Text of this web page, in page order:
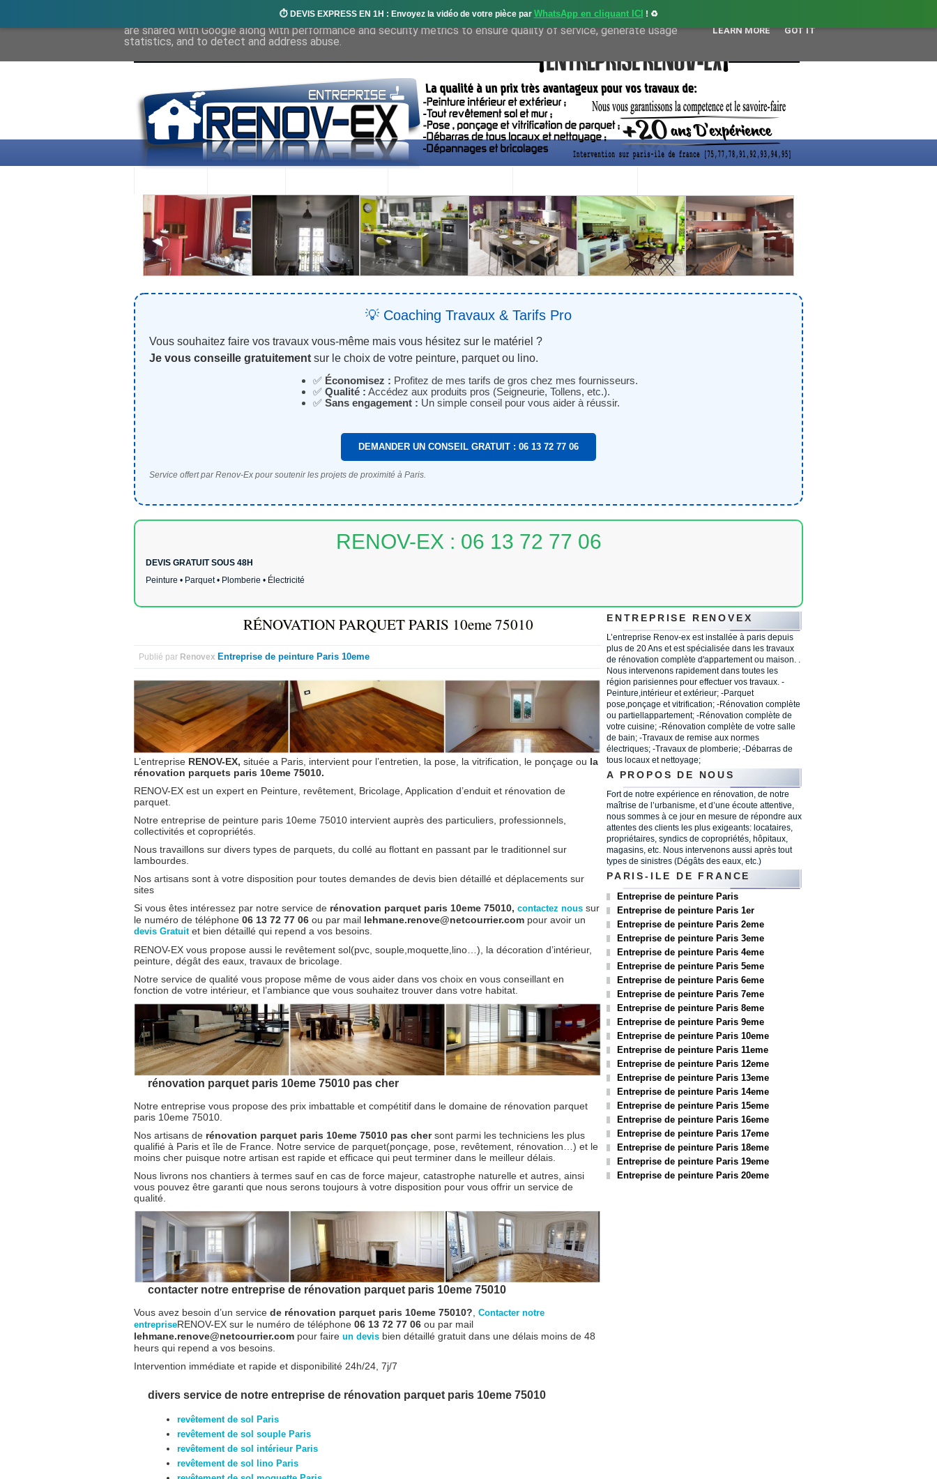
⏱️ DEVIS EXPRESS EN 1H : Envoyez la vidéo de votre pièce par WhatsApp en cliquant ICI ! ♻️
💡 Coaching Travaux & Tarifs Pro
Vous souhaitez faire vos travaux vous-même mais vous hésitez sur le matériel ?
Je vous conseille gratuitement sur le choix de votre peinture, parquet ou lino.
✅ Économisez : Profitez de mes tarifs de gros chez mes fournisseurs.
✅ Qualité : Accédez aux produits pros (Seigneurie, Tollens, etc.).
✅ Sans engagement : Un simple conseil pour vous aider à réussir.
DEMANDER UN CONSEIL GRATUIT : 06 13 72 77 06
Service offert par Renov-Ex pour soutenir les projets de proximité à Paris.
RENOV-EX : 06 13 72 77 06
DEVIS GRATUIT SOUS 48H
Peinture • Parquet • Plomberie • Électricité
RÉNOVATION PARQUET PARIS 10eme 75010
Publié par Renovex Entreprise de peinture Paris 10eme
L’entreprise RENOV-EX, située a Paris, intervient pour l’entretien, la pose, la vitrification, le ponçage ou la
rénovation parquets paris 10eme 75010.
RENOV-EX est un expert en Peinture, revêtement, Bricolage, Application d’enduit et rénovation de
parquet.
Notre entreprise de peinture paris 10eme 75010 intervient auprès des particuliers, professionnels,
collectivités et copropriétés.
Nous travaillons sur divers types de parquets, du collé au flottant en passant par le traditionnel sur
lambourdes.
Nos artisans sont à votre disposition pour toutes demandes de devis bien détaillé et déplacements sur
sites
Si vous êtes intéressez par notre service de rénovation parquet paris 10eme 75010, contactez nous sur
le numéro de téléphone 06 13 72 77 06 ou par mail lehmane.renove@netcourrier.com pour avoir un
devis Gratuitet bien détaillé qui repend a vos besoins.
RENOV-EX vous propose aussi le revêtement sol(pvc, souple,moquette,lino…), la décoration d’intérieur,
peinture, dégât des eaux, travaux de bricolage.
Notre service de qualité vous propose même de vous aider dans vos choix en vous conseillant en
fonction de votre intérieur, et l’ambiance que vous souhaitez trouver dans votre habitat.
rénovation parquet paris 10eme 75010 pas cher
Notre entreprise vous propose des prix imbattable et compétitif dans le domaine de rénovation parquet
paris 10eme 75010.
Nos artisans de rénovation parquet paris 10eme 75010 pas chersont parmi les techniciens les plus
qualifié à Paris et île de France. Notre service de parquet(ponçage, pose, revêtement, rénovation…) et le
moins cher puisque notre artisan est rapide et efficace qui peut terminer dans le meilleur délais.
Nous livrons nos chantiers à termes sauf en cas de force majeur, catastrophe naturelle et autres, ainsi
vous pouvez être garanti que nous serons toujours à votre disposition pour vous offrir un service de
qualité.
contacter notre entreprise de rénovation parquet paris 10eme 75010
Vous avez besoin d’un service de rénovation parquet paris 10eme 75010? Contacter notre
entrepriseRENOV-EX sur le numéro de téléphone 06 13 72 77 06 ou par mail
lehmane.renove@netcourrier.com pour faire un devis bien détaillé gratuit dans une délais moins de 48
heurs qui repend a vos besoins.
Intervention immédiate et rapide et disponibilité 24h/24, 7j/7
divers service de notre entreprise de rénovation parquet paris 10eme 75010
revêtement de sol Paris
revêtement de sol souple Paris
revêtement de sol intérieur Paris
revêtement de sol lino Paris
ENTREPRISE RENOVEX
L’entreprise Renov-ex est installée à paris depuis
plus de 20 Ans et est spécialisée dans les travaux
de rénovation complète d'appartement ou maison. .
Nous intervenons rapidement dans toutes les
région parisiennes pour effectuer vos travaux. -
Peinture,intérieur et extérieur; -Parquet
pose,ponçage et vitrification; -Rénovation complète
ou partiellappartement; -Rénovation complète de
votre cuisine; -Rénovation complète de votre salle
de bain; -Travaux de remise aux normes
électriques; -Travaux de plomberie; -Débarras de
tous locaux et nettoyage;
A PROPOS DE NOUS
Fort de notre expérience en rénovation, de notre
maîtrise de l’urbanisme, et d’une écoute attentive,
nous sommes à ce jour en mesure de répondre aux
attentes des clients les plus exigeants: locataires,
propriétaires, syndics de copropriétés, hôpitaux,
magasins, etc. Nous intervenons aussi après tout
types de sinistres (Dégâts des eaux, etc.)
PARIS-ILE DE FRANCE
Entreprise de peinture Paris
Entreprise de peinture Paris 1er
Entreprise de peinture Paris 2eme
Entreprise de peinture Paris 3eme
Entreprise de peinture Paris 4eme
Entreprise de peinture Paris 5eme
Entreprise de peinture Paris 6eme
Entreprise de peinture Paris 7eme
Entreprise de peinture Paris 8eme
Entreprise de peinture Paris 9eme
Entreprise de peinture Paris 10eme
Entreprise de peinture Paris 11eme
Entreprise de peinture Paris 12eme
Entreprise de peinture Paris 13eme
Entreprise de peinture Paris 14eme
Entreprise de peinture Paris 15eme
Entreprise de peinture Paris 16eme
Entreprise de peinture Paris 17eme
Entreprise de peinture Paris 18eme
Entreprise de peinture Paris 19eme
Entreprise de peinture Paris 20eme
This site uses cookies from Google to deliver its services and to analyze traffic. Your IP address and user-agent
are shared with Google along with performance and security metrics to ensure quality of service, generate usage
statistics, and to detect and address abuse.
LEARN MORE GOT IT